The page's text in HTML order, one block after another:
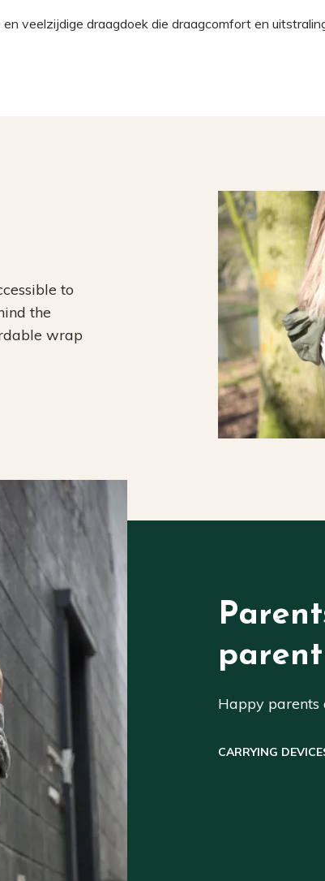
veelzijdige draagdoek die draagcomfort en
to
the
wrap
Happy parents
CARRYING